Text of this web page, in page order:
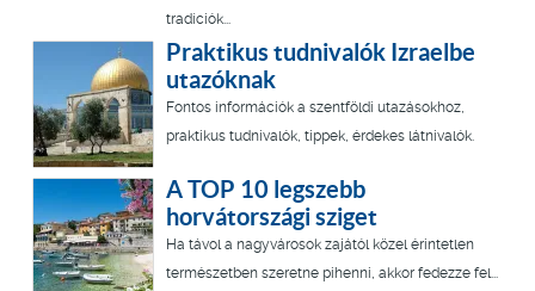
tradíciók...
Praktikus tudnivalók Izraelbe
utazóknak
Fontos információk a szentföldi utazásokhoz,
praktikus tudnivalók, tippek, érdekes látnivalók.
A TOP 10 legszebb
horvátországi sziget
Ha távol a nagyvárosok zajától közel érintetlen
természetben szeretne pihenni, akkor fedezze fel...